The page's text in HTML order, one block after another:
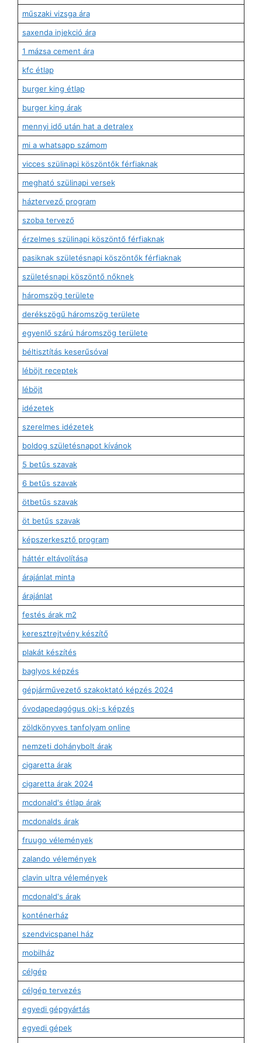
műszaki vizsga ára
saxenda injekció ára
1 mázsa cement ára
kfc étlap
burger king étlap
burger king árak
mennyi idő után hat a detralex
mi a whatsapp számom
vicces szülinapi köszöntők férfiaknak
megható szülinapi versek
háztervező program
szoba tervező
érzelmes szülinapi köszöntő férfiaknak
pasiknak születésnapi köszöntők férfiaknak
születésnapi köszöntő nőknek
háromszög területe
derékszögű háromszög területe
egyenlő szárú háromszög területe
béltisztítás keserűsóval
léböjt receptek
léböjt
idézetek
szerelmes idézetek
boldog születésnapot kívánok
5 betűs szavak
6 betűs szavak
ötbetűs szavak
öt betűs szavak
képszerkesztő program
háttér eltávolítása
árajánlat minta
árajánlat
festés árak m2
keresztrejtvény készítő
plakát készítés
baglyos képzés
gépjárművezető szakoktató képzés 2024
óvodapedagógus okj-s képzés
zöldkönyves tanfolyam online
nemzeti dohánybolt árak
cigaretta árak
cigaretta árak 2024
mcdonald's étlap árak
mcdonalds árak
fruugo vélemények
zalando vélemények
clavin ultra vélemények
mcdonald's árak
konténerház
szendvicspanel ház
mobilház
célgép
célgép tervezés
egyedi gépgyártás
egyedi gépek